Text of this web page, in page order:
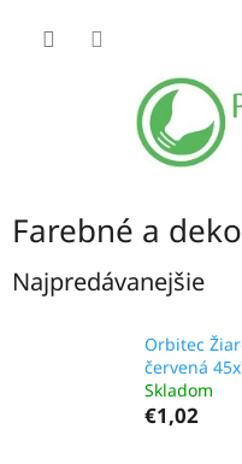
Farebné a
Najpredávanejšie
Orbitec
červená
Skladom
€1,02